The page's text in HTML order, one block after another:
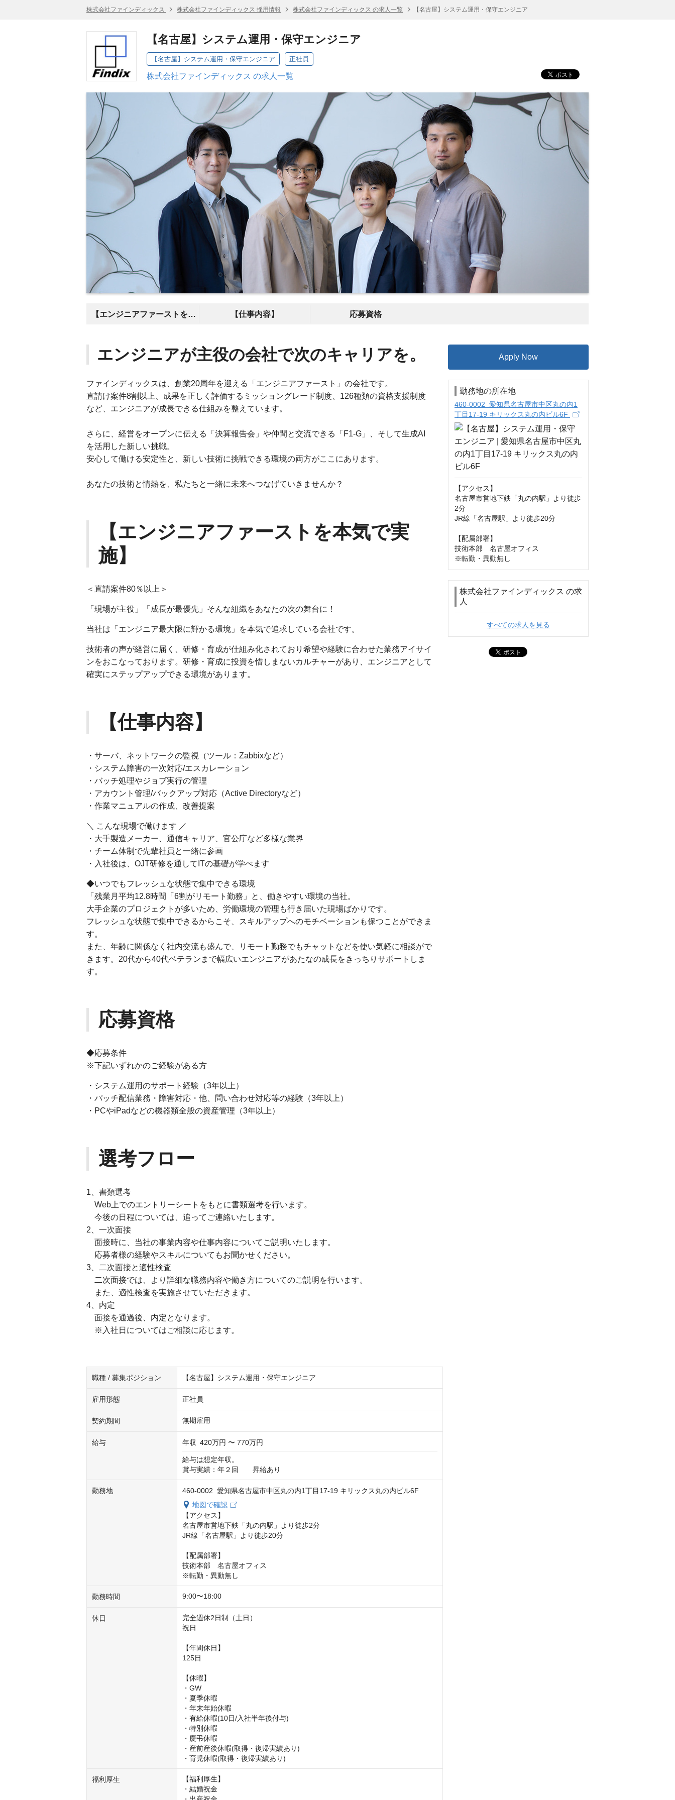
株式会社ファインディックス 株式会社ファインディックス 採用情報 株式会社ファインディックス の求人一覧 【名古屋】システム運用・保守エンジニア
【名古屋】システム運用・保守エンジニア
【名古屋】システム運用・保守エンジニア 正社員
株式会社ファインディックス の求人一覧
【エンジニアファーストを本気で実施】 【仕事内容】 応募資格
エンジニアが主役の会社で次のキャリアを。
ファインディックスは、創業20周年を迎える「エンジニアファースト」の会社です。
直請け案件8割以上、成果を正しく評価するミッショングレード制度、126種類の資格支援制度
など、エンジニアが成長できる仕組みを整えています。
さらに、経営をオープンに伝える「決算報告会」や仲間と交流できる「F1-G」、そして生成AI
を活用した新しい挑戦。
安心して働ける安定性と、新しい技術に挑戦できる環境の両方がここにあります。
あなたの技術と情熱を、私たちと一緒に未来へつなげていきませんか？
【エンジニアファーストを本気で実
施】
＜直請案件80％以上＞
「現場が主役」「成長が最優先」そんな組織をあなたの次の舞台に！
当社は「エンジニア最大限に輝かる環境」を本気で追求している会社です。
技術者の声が経営に届く、研修・育成が仕組み化されており希望や経験に合わせた業務アイサイ
ンをおこなっております。研修・育成に投資を惜しまないカルチャーがあり、エンジニアとして
確実にステップアップできる環境があります。
【仕事内容】
・サーバ、ネットワークの監視（ツール：Zabbixなど）
・システム障害の一次対応/エスカレーション
・バッチ処理やジョブ実行の管理
・アカウント管理/バックアップ対応（Active Directoryなど）
・作業マニュアルの作成、改善提案
＼ こんな現場で働けます ／
・大手製造メーカー、通信キャリア、官公庁など多様な業界
・チーム体制で先輩社員と一緒に参画
・入社後は、OJT研修を通してITの基礎が学べます
◆いつでもフレッシュな状態で集中できる環境
「残業月平均12.8時間「6割がリモート勤務」と、働きやすい環境の当社。
大手企業のプロジェクトが多いため、労働環境の管理も行き届いた現場ばかりです。
フレッシュな状態で集中できるからこそ、スキルアップへのモチベーションも保つことができま
す。
また、年齢に関係なく社内交流も盛んで、リモート勤務でもチャットなどを使い気軽に相談がで
きます。20代から40代ベテランまで幅広いエンジニアがあたなの成長をきっちりサポートしま
す。
応募資格
◆応募条件
※下記いずれかのご経験がある方
・システム運用のサポート経験（3年以上）
・パッチ配信業務・障害対応・他、問い合わせ対応等の経験（3年以上）
・PCやiPadなどの機器類全般の資産管理（3年以上）
選考フロー
1、書類選考
Web上でのエントリーシートをもとに書類選考を行います。
今後の日程については、追ってご連絡いたします。
2、一次面接
面接時に、当社の事業内容や仕事内容についてご説明いたします。
応募者様の経験やスキルについてもお聞かせください。
3、二次面接と適性検査
二次面接では、より詳細な職務内容や働き方についてのご説明を行います。
また、適性検査を実施させていただきます。
4、内定
面接を通過後、内定となります。
※入社日についてはご相談に応じます。
職種 / 募集ポジション 【名古屋】システム運用・保守エンジニア
雇用形態 正社員
契約期間 無期雇用
給与 年収 420万円 〜 770万円
給与は想定年収。
賞与実績：年２回　　昇給あり
勤務地
460-0002 愛知県名古屋市中区丸の内1丁目17-19 キリックス丸の内ビル6F
地図で確認
【アクセス】
名古屋市営地下鉄「丸の内駅」より徒歩2分
JR線「名古屋駅」より徒歩20分
【配属部署】
技術本部　名古屋オフィス
※転勤・異動無し
勤務時間 9:00〜18:00
休日
完全週休2日制（土日）
祝日
【年間休日】
125日
【休暇】
・GW
・夏季休暇
・年末年始休暇
・有給休暇(10日/入社半年後付与)
・特別休暇
・慶弔休暇
・産前産後休暇(取得・復帰実績あり)
・育児休暇(取得・復帰実績あり)
福利厚生
【福利厚生】
・結婚祝金
Apply Now
勤務地の所在地
460-0002 愛知県名古屋市中区丸の内1
丁目17-19 キリックス丸の内ビル6F
【アクセス】
名古屋市営地下鉄「丸の内駅」より徒歩
2分
JR線「名古屋駅」より徒歩20分
【配属部署】
技術本部　名古屋オフィス
※転勤・異動無し
株式会社ファインディックス の求
人
すべての求人を見る